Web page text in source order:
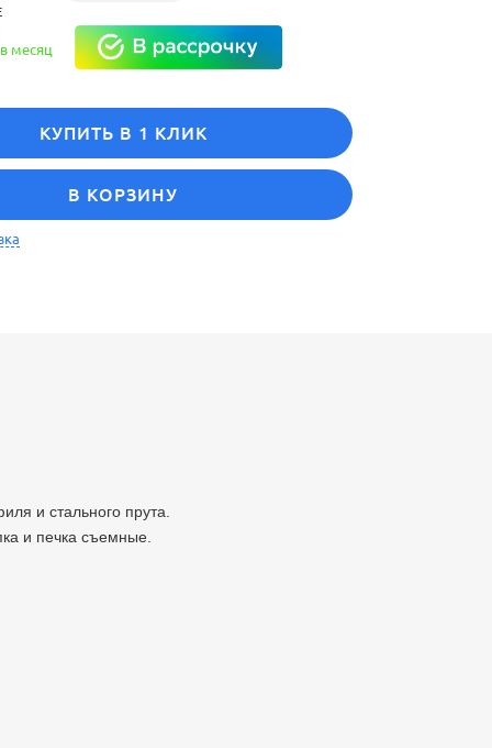
в месяц
КУПИТЬ В 1 КЛИК
В КОРЗИНУ
и стального прута.
и печка съемные.